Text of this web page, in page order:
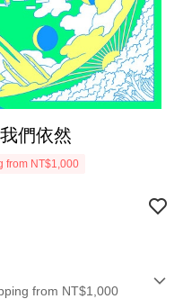
們依然
from NT$1,000
from NT$1,000